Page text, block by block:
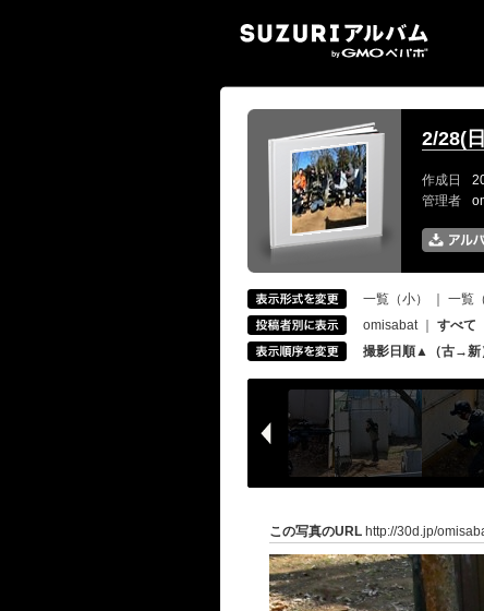
2/28(
作成日
管理者
一覧（小） 一覧
omisabat｜ すべて
撮影日順▲（古→新
この写真のURL http://30d.jp/